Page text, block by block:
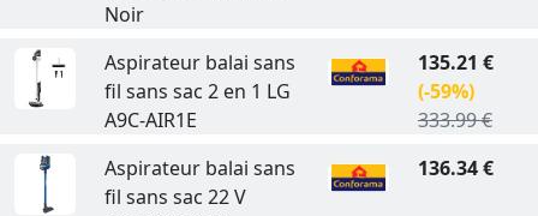
Noir
Aspirateur balai sans
fil sans sac 2 en 1 LG
A9C-AIR1E
135.21 €
(-59%)
333.99 €
Aspirateur balai sans
fil sans sac 22 V
136.34 €